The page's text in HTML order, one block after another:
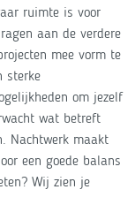
ruimte is voor
aan de verdere
mee vorm te
sterke
om jezelf
wat betreft
Nachtwerk maakt
een goede balans
Wij zien je